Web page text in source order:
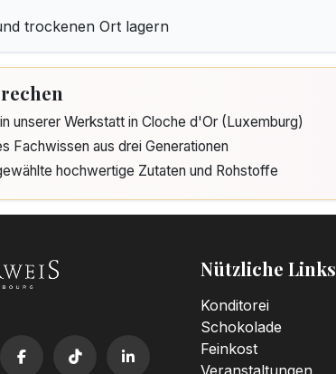
trockenen Ort lagern
unserer Werkstatt in Cloche d'Or (Luxemburg)
Fachwissen aus drei Generationen
hochwertige Zutaten und Rohstoffe
Nützliche Links
Konditorei
Schokolade
Feinkost